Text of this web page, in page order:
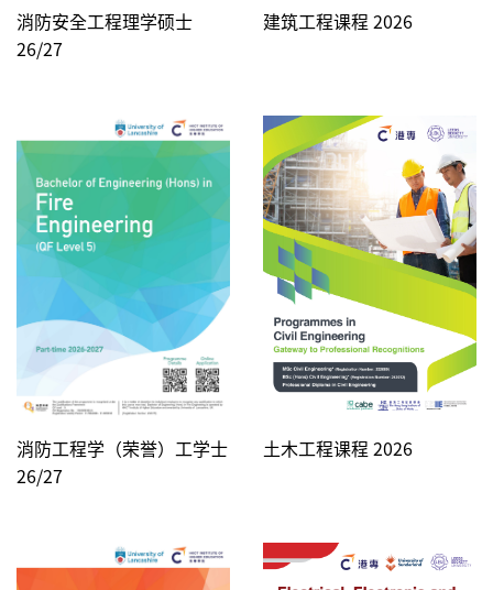
消防安全工程理学硕士
26/27
建筑工程课程 2026
消防工程学（荣誉）工学士
26/27
土木工程课程 2026